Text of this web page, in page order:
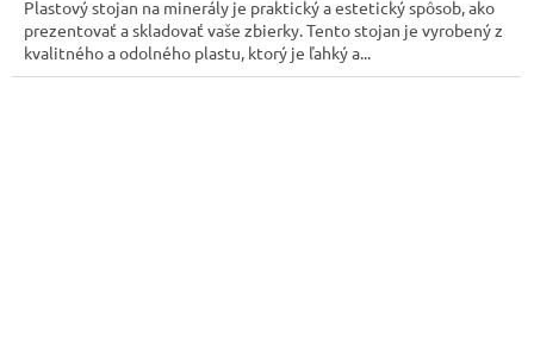
Plastový stojan na minerály je praktický a estetický spôsob, ako
prezentovať a skladovať vaše zbierky. Tento stojan je vyrobený z
kvalitného a odolného plastu, ktorý je ľahký a...